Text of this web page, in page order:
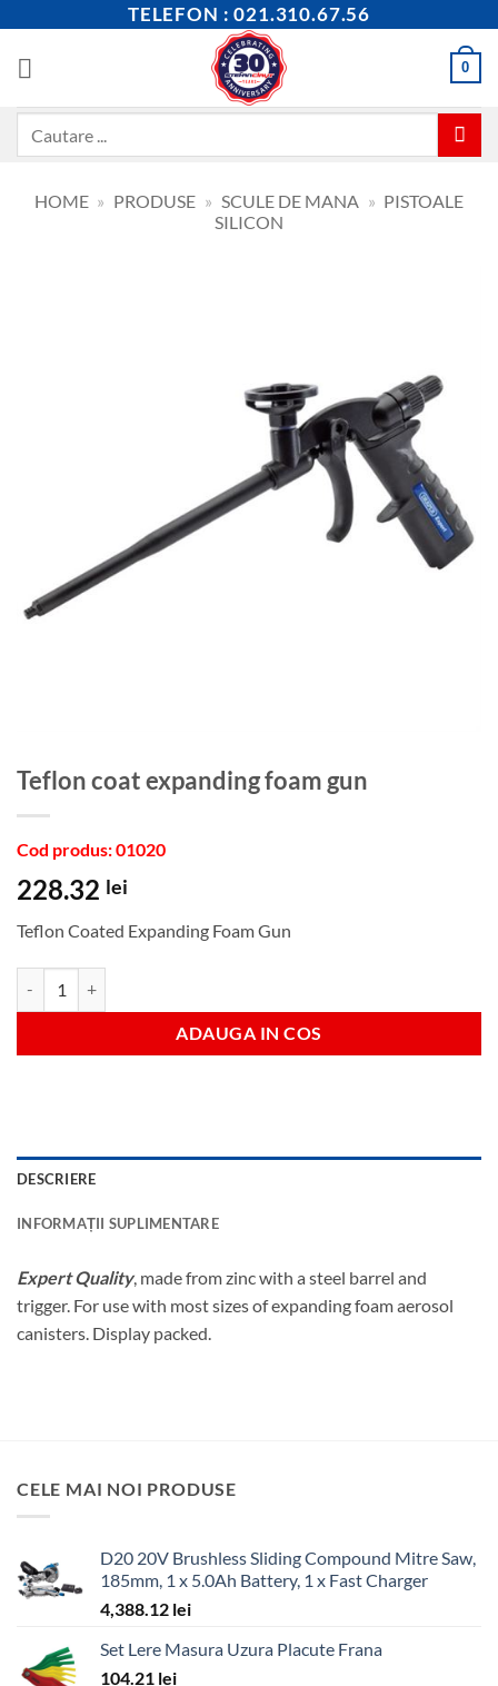
content
TELEFON : 021.310.67.56
0
HOME » PRODUSE » SCULE DE MANA » PISTOALE
SILICON
Teflon coat expanding foam gun
Cod produs: 01020
228.32 lei
Teflon Coated Expanding Foam Gun
ADAUGA IN COS
DESCRIERE
INFORMAȚII SUPLIMENTARE
Expert Quality, made from zinc with a steel barrel and
trigger. For use with most sizes of expanding foam aerosol
canisters. Display packed.
CELE MAI NOI PRODUSE
D20 20V Brushless Sliding Compound Mitre Saw,
185mm, 1 x 5.0Ah Battery, 1 x Fast Charger
4,388.12 lei
Set Lere Masura Uzura Placute Frana
104.21 lei